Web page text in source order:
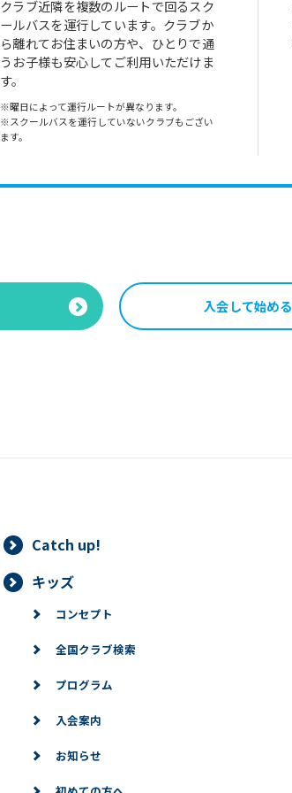
クラブ近隣を複数のルートで回るスク
ールバスを運行しています。クラブか
ら離れてお住まいの方や、ひとりで通
うお子様も安心してご利用いただけま
す。
※曜日によって運行ルートが異なります。
※スクールバスを運行していないクラブもござい
ます。
入会して始める
Catch up!
キッズ
コンセプト
全国クラブ検索
プログラム
入会案内
お知らせ